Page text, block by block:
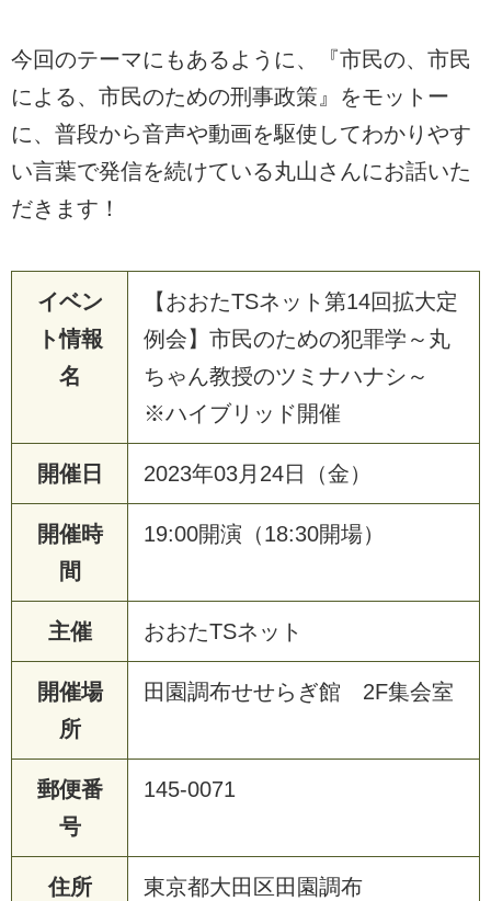
今回のテーマにもあるように、『市民の、市民
による、市民のための刑事政策』をモットー
に、普段から音声や動画を駆使してわかりやす
い言葉で発信を続けている丸山さんにお話いた
だきます！
イベン
ト情報
名
【おおたTSネット第14回拡大定
例会】市民のための犯罪学～丸
ちゃん教授のツミナハナシ～
※ハイブリッド開催
開催日 2023年03月24日（金）
開催時
間
19:00開演（18:30開場）
主催 おおたTSネット
開催場
所
田園調布せせらぎ館 2F集会室
郵便番
号
145-0071
住所
東京都大田区田園調布